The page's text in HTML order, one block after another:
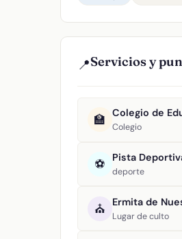
📍Servicios y
🏫 Colegio de
Colegio
⚽ Pista
deporte
⛪ Ermita de
Lugar de culto